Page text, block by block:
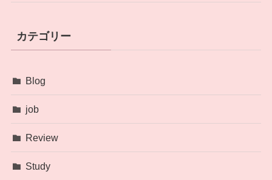
カテゴリー
Blog
job
Review
Study